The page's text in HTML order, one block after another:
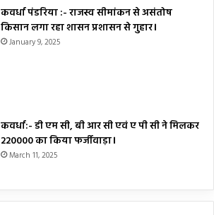
कवर्धा पंडरिया :- राजस्व सीमांकन से असंतोष
किसान लगा रहा शासन प्रशासन से गुहार।
January 9, 2025
कवर्धा:- डी एम सी, बी आर सी एवं ए पी सी ने मिलकर
₹220000 का किया फर्जीवाड़ा।
March 11, 2025